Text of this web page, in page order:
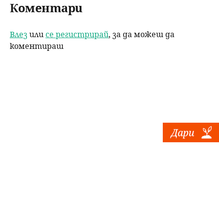
Коментари
Влезили се регистрирай, за да можеш да
коментираш